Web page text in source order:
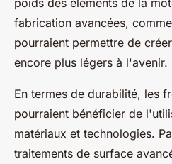
poids des éléments de la
fabrication avancées,
pourraient permettre de
encore plus légers à l'avenir.
En termes de durabilité, les
pourraient bénéficier de
matériaux et technologies.
traitements de surface